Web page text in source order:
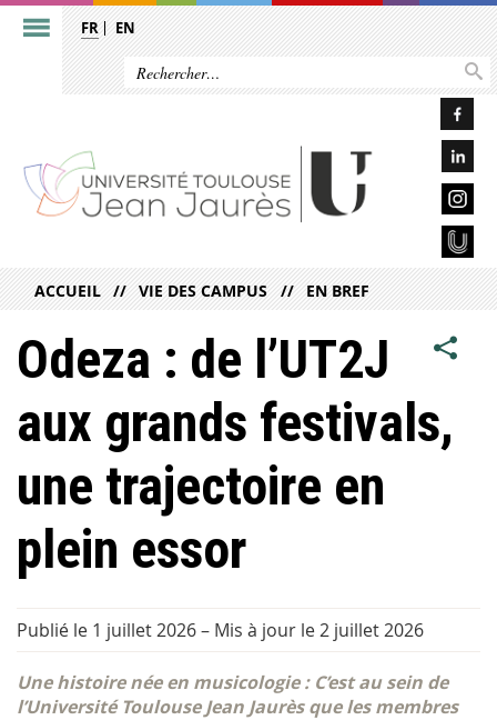
FR EN
ACCUEIL VIE DES CAMPUS EN BREF
Odeza : de l’UT2J
aux grands festivals,
une trajectoire en
plein essor
Publié le 1 juillet 2026– Mis à jour le 2 juillet 2026
Une histoire née en musicologie : C’est au sein de
l’Université Toulouse Jean Jaurès que les membres